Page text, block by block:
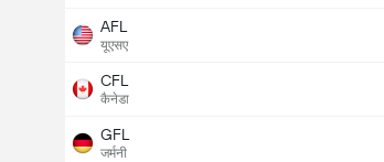
AFL
यूएसए
CFL
कैनेडा
GFL
जर्मनी